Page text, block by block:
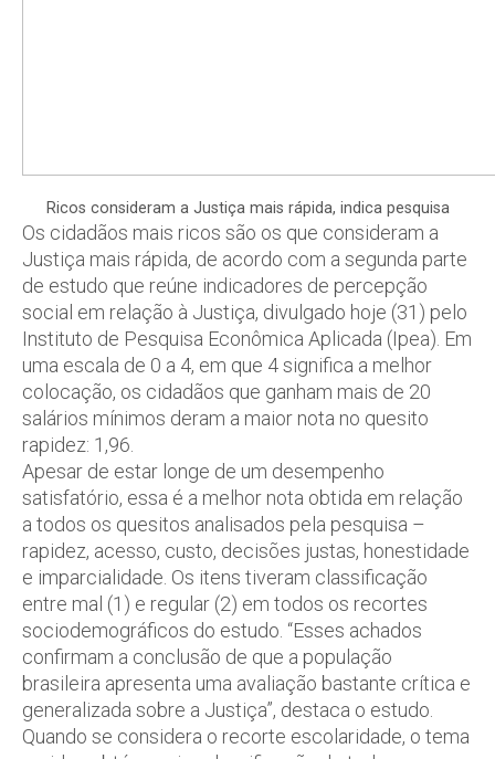
Ricos consideram a Justiça mais rápida, indica pesquisa
Os cidadãos mais ricos são os que consideram a
Justiça mais rápida, de acordo com a segunda parte
de estudo que reúne indicadores de percepção
social em relação à Justiça, divulgado hoje (31) pelo
Instituto de Pesquisa Econômica Aplicada (Ipea). Em
uma escala de 0 a 4, em que 4 significa a melhor
colocação, os cidadãos que ganham mais de 20
salários mínimos deram a maior nota no quesito
rapidez: 1,96.
Apesar de estar longe de um desempenho
satisfatório, essa é a melhor nota obtida em relação
a todos os quesitos analisados pela pesquisa –
rapidez, acesso, custo, decisões justas, honestidade
e imparcialidade. Os itens tiveram classificação
entre mal (1) e regular (2) em todos os recortes
sociodemográficos do estudo. “Esses achados
confirmam a conclusão de que a população
brasileira apresenta uma avaliação bastante crítica e
generalizada sobre a Justiça”, destaca o estudo.
Quando se considera o recorte escolaridade, o tema